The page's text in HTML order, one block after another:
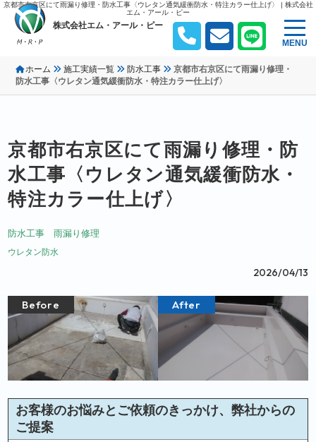
京都市右京区にて雨漏り修理・防水工事〈ウレタン通気緩衝防水・特注カラー仕上げ〉 | 株式会社
エム・アール・ピー
株式会社エム・アール・ピー
MENU
ホーム 施工実績一覧 防水工事
京都市右京区にて雨漏り修理・
防水工事〈ウレタン通気緩衝防水・特注カラー仕上げ〉
京都市右京区にて雨漏り修理・防
水工事〈ウレタン通気緩衝防水・
特注カラー仕上げ〉
防水工事 雨漏り修理
ウレタン防水
2026/04/13
お客様のお悩みとご依頼のきっかけ、弊社からの
ご提案